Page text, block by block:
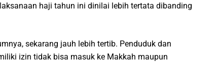
haji tahun ini dinilai lebih tertata dibanding
sekarang jauh lebih tertib. Penduduk dan
izin tidak bisa masuk ke Makkah maupun